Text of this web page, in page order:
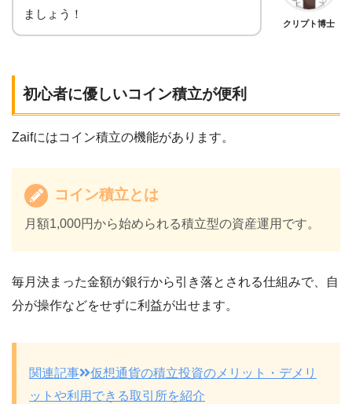
ましょう！
クリプト博士
初心者に優しいコイン積立が便利
Zaifにはコイン積立の機能があります。
コイン積立とは
月額1,000円から始められる積立型の資産運用です。
毎月決まった金額が銀行から引き落とされる仕組みで、自
分が操作などをせずに利益が出せます。
関連記事
仮想通貨の積立投資のメリット・デメリ
ットや利用できる取引所を紹介